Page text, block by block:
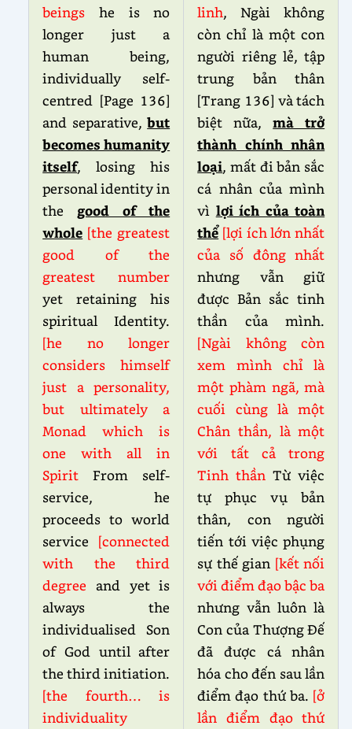
beings he is no
longer just a
human being,
individually self-
centred [Page 136]
and separative,but
becomes humanity
itself, losing his
personal identity in
the good of the
whole [the greatest
good of the
greatest number
yet retaining his
spiritual Identity.
[he no longer
considers himself
just a personality,
but ultimately a
Monad which is
one with all in
SpiritFrom self-
service, he
proceeds to world
service [connected
with the third
degree and yet is
always the
individualised Son
of God until after
the third initiation.
[the fourth… is
individuality
linh, Ngài không
còn chỉ là một con
người riêng lẻ, tập
trung bản thân
[Trang 136] và tách
biệt nữa,mà trở
thành chính nhân
loại, mất đi bản sắc
cá nhân của mình
vì lợi ích của toàn
thể [lợi ích lớn nhất
của số đông nhất
nhưng vẫn giữ
được Bản sắc tinh
thần của mình.
[Ngài không còn
xem mình chỉ là
một phàm ngã, mà
cuối cùng là một
Chân thần, là một
với tất cả trong
Tinh thầnTừ việc
tự phục vụ bản
thân, con người
tiến tới việc phụng
sự thế gian [kết nối
với điểm đạo bậc ba
nhưng vẫn luôn là
Con của Thượng Đế
đã được cá nhân
hóa cho đến sau lần
điểm đạo thứ ba. [ở
lần điểm đạo thứ